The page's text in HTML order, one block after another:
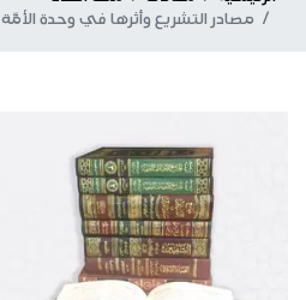
مصادر التشريع وأثرها في وحدة الأمَّة